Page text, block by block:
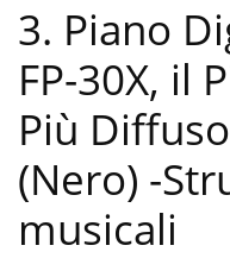
3. Piano
FP-30X, il
Più
(Nero) -
musicali